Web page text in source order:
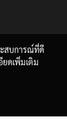
ะสบการณ์ที่ดี
ยดเพิ่มเติม